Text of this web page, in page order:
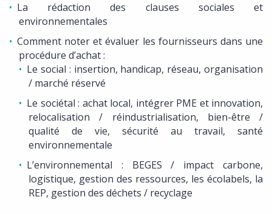
La rédaction des clauses sociales et
environnementales
Comment noter et évaluer les fournisseurs dans une
procédure d’achat :
Le social : insertion, handicap, réseau, organisation
/ marché réservé
Le sociétal : achat local, intégrer PME et innovation,
relocalisation / réindustrialisation, bien-être /
qualité de vie, sécurité au travail, santé
environnementale
L’environnemental : BEGES / impact carbone,
logistique, gestion des ressources, les écolabels, la
REP, gestion des déchets / recyclage